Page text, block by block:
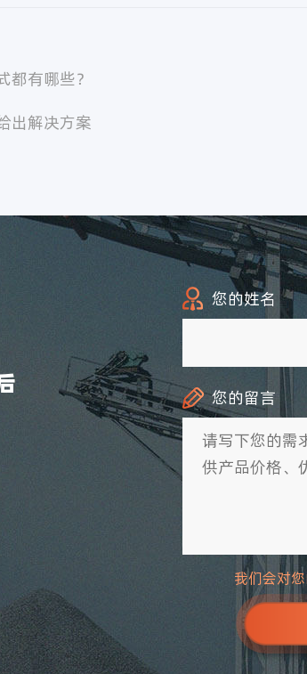
有哪些？
出解决方案
您的姓名
您的留言
我们会对